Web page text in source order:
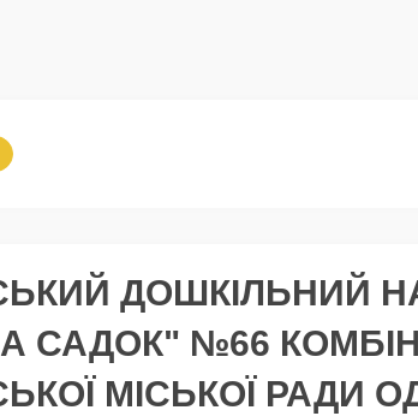
ДОШКІЛЬНИЙ
САДОК" №66
МІСЬКОЇ РАДИ